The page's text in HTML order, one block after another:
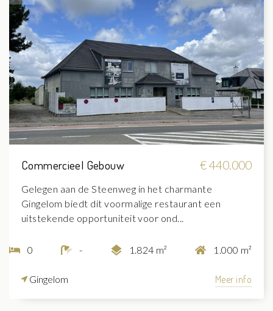
Commercieel Gebouw € 440.000
Gelegen aan de Steenweg in het charmante
Gingelom biedt dit voormalige restaurant een
uitstekende opportuniteit voor ond...
0 - 1.824 m² 1.000 m²
Gingelom Meer info